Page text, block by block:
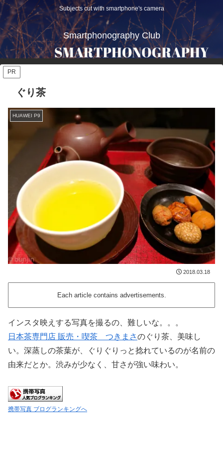
Subjects cut with smartphone's camera
Smartphonography Club
PR
ぐり茶
HUAWEI P9
2018.03.18
Each article contains advertisements.
インスタ映えする写真を撮るの、難しいな。。。
日本茶専門店 販売・喫茶 つきまさのぐり茶、美味し
い。深蒸しの茶葉が、ぐりぐりっと捻れているのが名前の
由来だとか。渋みが少なく、甘さが強い味わい。
携帯写真 ブログランキングへ